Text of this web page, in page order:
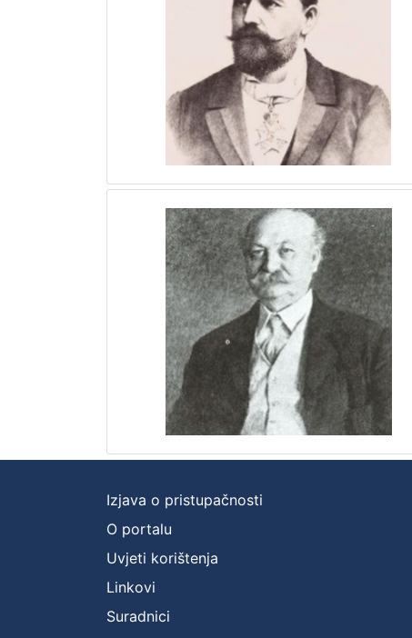
Izjava o pristupačnosti
O portalu
Uvjeti korištenja
Linkovi
Suradnici